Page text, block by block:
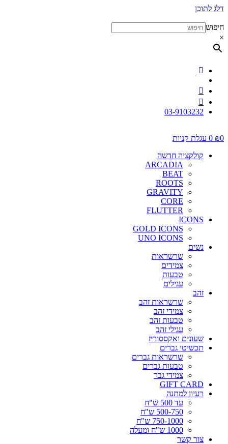
סל
-
מרקט
קונספט
תכשיטים
Market
concept
דלג לתוכן
חיפוש
×
03-9103232
₪0
0 עגלת קניות
קולקציה חדשה
ARCADIA
BEAT
ROOTS
GRAVITY
CORE
FLUTTER
ICONS
GOLD ICONS
UNO ICONS
נשים
שרשראות
צמידים
טבעות
עגילים
זהב
שרשראות זהב
צמידי זהב
טבעות זהב
עגילי זהב
שעונים ואקססוריז
תכשיטי גברים
שרשראות גברים
טבעות גברים
צמידי גבר
GIFT CARD
רעיון למתנה
עד 500 ש"ח
500-750 ש"ח
750-1000 ש"ח
1000 ש"ח ומעלה
צור קשר